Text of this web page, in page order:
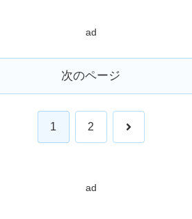
ad
次のページ
1 2 次
ad